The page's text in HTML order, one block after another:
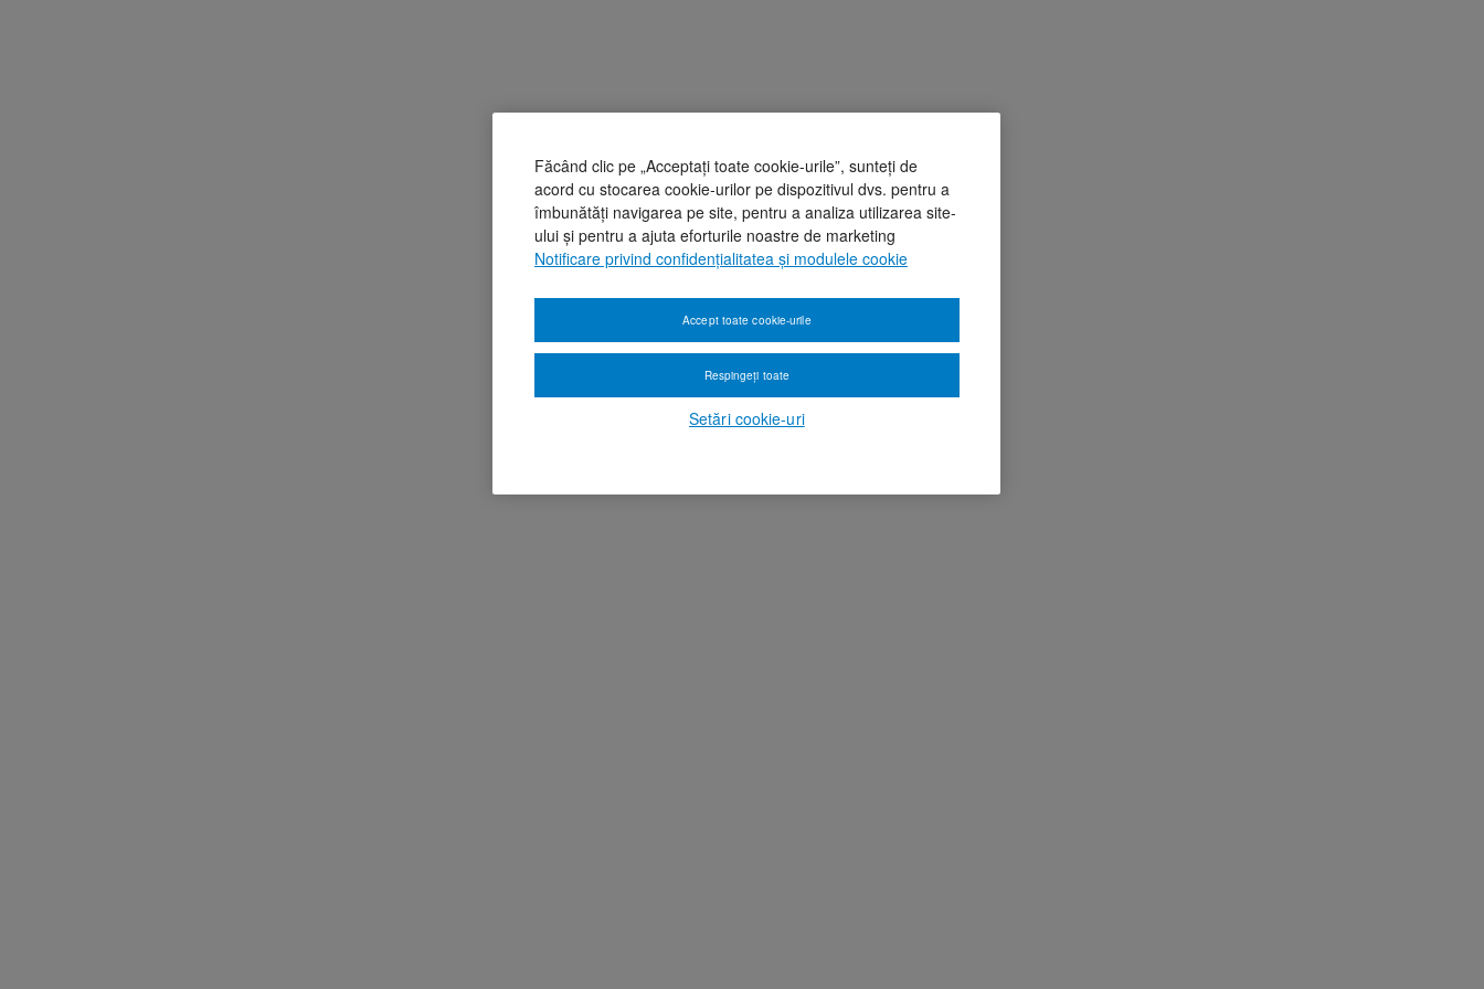
Făcând clic pe „Acceptați toate cookie-urile”, sunteți de
acord cu stocarea cookie-urilor pe dispozitivul dvs. pentru a
îmbunătăți navigarea pe site, pentru a analiza utilizarea site-
ului și pentru a ajuta eforturile noastre de marketing
Notificare privind confidențialitatea și modulele cookie
Setări cookie-uri
Respingeți toate
Accept toate cookie-urile